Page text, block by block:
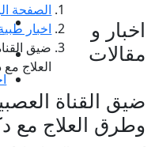
اخبار و
مقالات
الصفحة
اخبار
ضيق
العلاج
ضيق القناة
وطرق العلاج مع